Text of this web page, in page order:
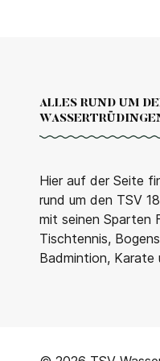
ALLES RUND UM
Hier auf der Seite
rund um den TSV
mit seinen Sparten
Tischtennis,
Badmintion, Karate